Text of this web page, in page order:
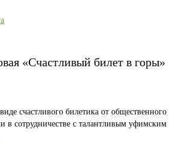
«Счастливый билет в горы»
счастливого билетика от общественного
в сотрудничестве с талантливым уфимским